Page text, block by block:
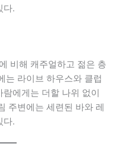
다.
비해 캐주얼하고 젊은 층
는 라이브 하우스와 클럽
에게는 더할 나위 없이
주변에는 세련된 바와 레
다.